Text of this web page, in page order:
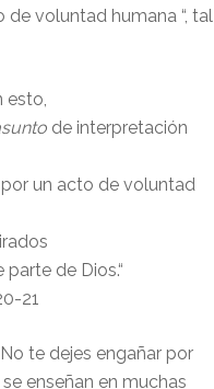
de voluntad humana “, tal
esto,
de interpretación
un acto de voluntad
de Dios.“
21
te dejes engañar por
enseñan en muchas